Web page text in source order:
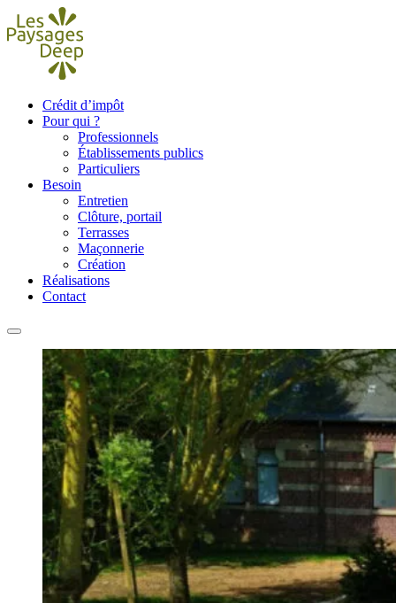
Crédit d’impôt
Pour qui ?
Professionnels
Établissements publics
Particuliers
Besoin
Entretien
Clôture, portail
Terrasses
Maçonnerie
Création
Réalisations
Contact